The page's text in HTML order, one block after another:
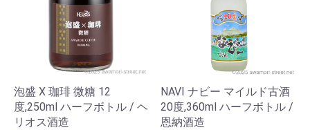
泡盛 X 珈琲 微糖 12
度,250ml ハーフボトル / ヘ
リオス酒造
NAVI ナビー マイルド古酒
20度,360ml ハーフボトル /
恩納酒造